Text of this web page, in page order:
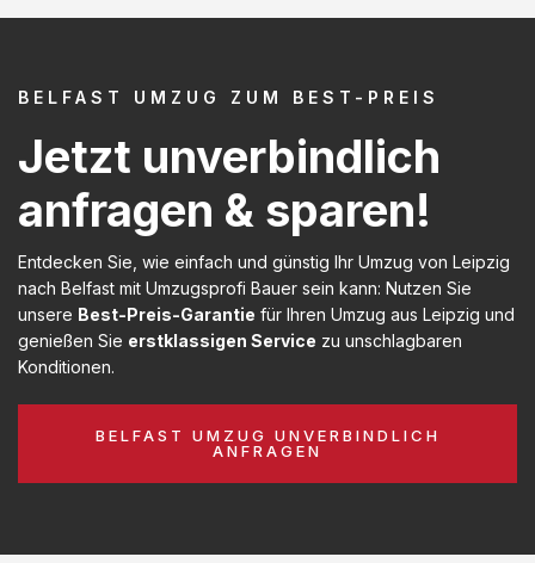
BELFAST UMZUG ZUM BEST-PREIS
Jetzt unverbindlich
anfragen & sparen!
Entdecken Sie, wie einfach und günstig Ihr Umzug von Leipzig
nach Belfast mit Umzugsprofi Bauer sein kann: Nutzen Sie
unsere Best-Preis-Garantie für Ihren Umzug aus Leipzig und
genießen Sie erstklassigen Service zu unschlagbaren
Konditionen.
BELFAST UMZUG UNVERBINDLICH
ANFRAGEN